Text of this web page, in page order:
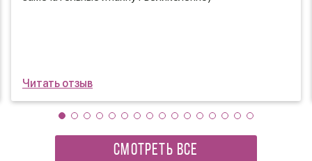
Читать отзыв
СМОТРЕТЬ ВСЕ